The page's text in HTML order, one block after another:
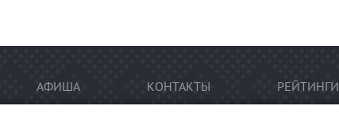
АФИША КОНТАКТЫ РЕЙТИНГИ